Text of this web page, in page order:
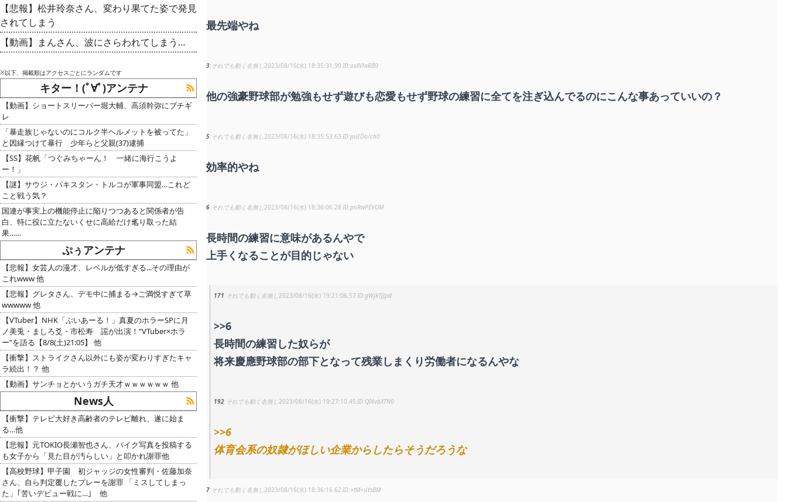
最先端やね
3 それでも動く名無し2023/08/16(水) 18:35:31.90 osXVlaRB0
他の強豪野球部が勉強もせず遊びも恋愛もせず野球の練習に全てを注ぎ込んでるのにこんな事あっていいの？
5 それでも動く名無し2023/08/16(水) 18:35:53.63 puEDo/ch0
効率的やね
6 それでも動く名無し2023/08/16(水) 18:36:06.28 poRwPEVOM
長時間の練習に意味があるんやで
上手くなることが目的じゃない
171 それでも動く名無し2023/08/16(水) 19:21:06.57 gWjkTJJpd
>>6
長時間の練習した奴らが
将来慶應野球部の部下となって残業しまくり労働者になるんやな
192 それでも動く名無し2023/08/16(水) 19:27:10.45 QI4vbXTN0
>>6
体育会系の奴隷がほしい企業からしたらそうだろうな
7 それでも動く名無し2023/08/16(水) 18:36:16.62 +tM+uYsBM
【悲報】松井玲奈さん、変わり果てた姿で発見
されてしまう
【動画】まんさん、波にさらわれてしまう…
※以下、掲載順はアクセスごとにランダムです
キター！(ﾟ∀ﾟ)アンテナ
【動画】ショートスリーパー堀大輔、高須幹弥にブチギ
レ
「暴走族じゃないのにコルク半ヘルメットを被ってた」
と因縁つけて暴行 少年らと父親(37)逮捕
【SS】花帆「つぐみちゃーん！ 一緒に海行こうよ
ー！」
【謎】サウジ・パキスタン・トルコが軍事同盟…これど
こと戦う気？
国連が事実上の機能停止に陥りつつあると関係者が告
白、特に役に立たないくせに高給だけ毟り取った結
果……
ぷぅアンテナ
【悲報】女芸人の漫才、レベルが低すぎる...その理由が
これwww 他
【悲報】グレタさん、デモ中に捕まる→ご満悦すぎて草
wwwww 他
【VTuber】NHK「ぶいあーる！」真夏のホラーSPに月
ノ美兎・ましろ爻・市松寿ゞ謡が出演！“VTuber×ホラ
ー”を語る【8/8(土)21:05】 他
【衝撃】ストライクさん以外にも姿が変わりすぎたキャ
ラ続出！？ 他
【動画】サンチョとかいうガチ天才ｗｗｗｗｗｗ 他
News人
【衝撃】テレビ大好き高齢者のテレビ離れ、遂に始ま
る…他
【悲報】元TOKIO長瀬智也さん、バイク写真を投稿する
も女子から「見た目が汚らしい」と叩かれ謝罪他
【高校野球】甲子園 初ジャッジの女性審判・佐藤加奈
さん、自ら判定覆したプレーを謝罪 「ミスしてしまっ
た」｢苦いデビュー戦に…｣ 他